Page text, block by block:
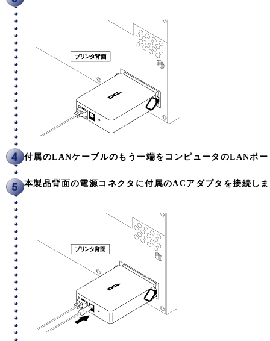
付属のLANケーブルのもう一端をコンピュータのLANポ
本製品背面の電源コネクタに付属のACアダプタを接続し